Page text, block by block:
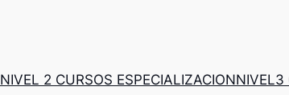
NIVEL 2 CURSOS ESPECIALIZACIONNIVEL3